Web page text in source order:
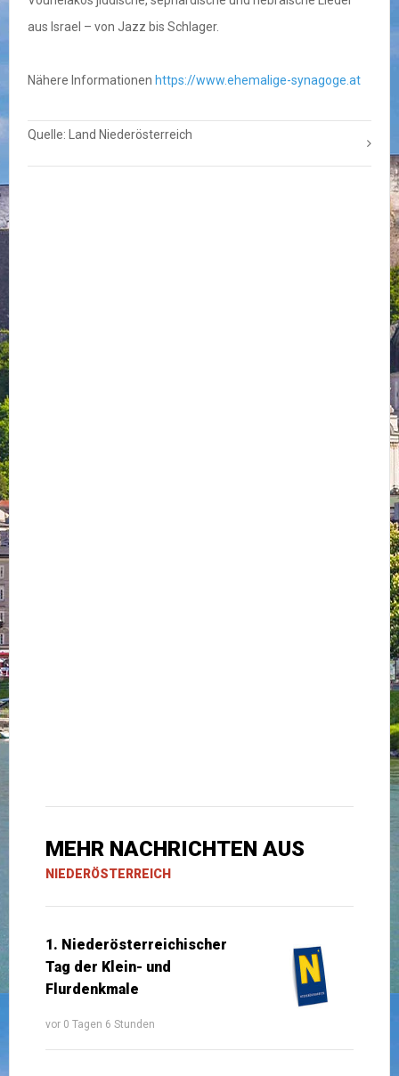
aus Israel – von Jazz bis Schlager.
Nähere Informationen https://www.ehemalige-synagoge.at
Quelle: Land Niederösterreich
MEHR NACHRICHTEN AUS
NIEDERÖSTERREICH
1. Niederösterreichischer
Tag der Klein- und
Flurdenkmale
vor 0 Tagen 6 Stunden